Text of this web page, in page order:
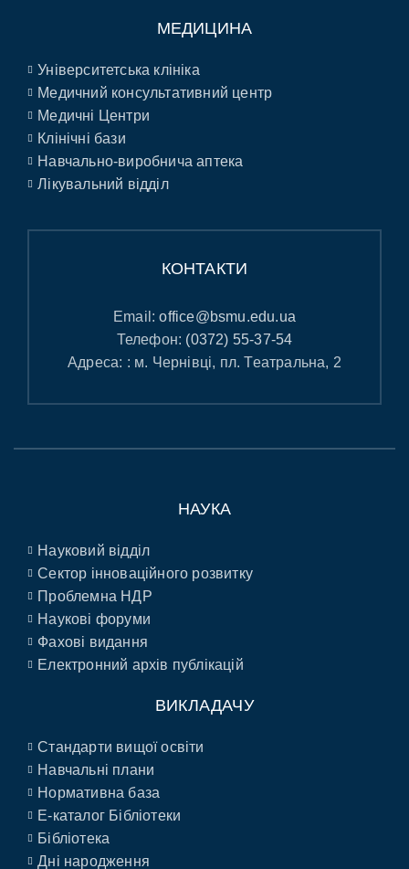
МЕДИЦИНА
Університетська клініка
Медичний консультативний центр
Медичні Центри
Клінічні бази
Навчально-виробнича аптека
Лікувальний відділ
КОНТАКТИ
Email:office@bsmu.edu.ua
Телефон: (0372) 55-37-54
Адреса: : м. Чернівці, пл. Театральна, 2
НАУКА
Науковий відділ
Сектор інноваційного розвитку
Проблемна НДР
Наукові форуми
Фахові видання
Електронний архів публікацій
ВИКЛАДАЧУ
Стандарти вищої освіти
Навчальні плани
Нормативна база
E-каталог Бібліотеки
Бібліотека
Дні народження